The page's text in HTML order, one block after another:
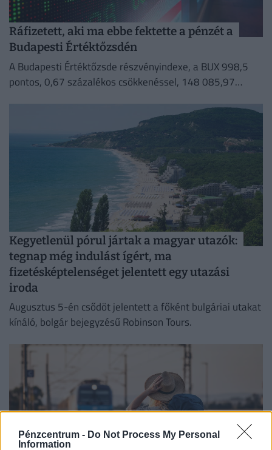
Pénzcentrum - Do Not Process My Personal
Information
Ráfizetett, aki ma ebbe fektette a pénzét a
Budapesti Értéktőzsdén
A Budapesti Értéktőzsde részvényindexe, a BUX 998,5
pontos, 0,67 százalékos csökkenéssel, 148 085,97
Kegyetlenül pórul jártak a magyar utazók:
tegnap még indulást ígért, ma
fizetésképtelenséget jelentett egy utazási
iroda
Augusztus 5-én csődöt jelentett a főként bulgáriai utakat
kínáló, bolgár bejegyzésű Robinson Tours.